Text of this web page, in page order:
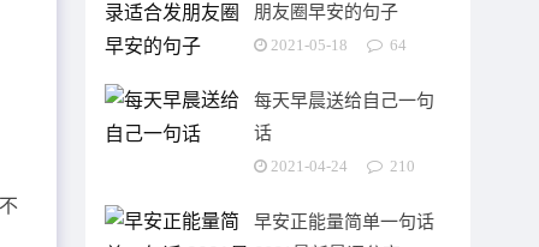
朋友圈早安的句子
2021-05-18 64
每天早晨送给自己一句
话
2021-04-24 210
早安正能量简单一句话